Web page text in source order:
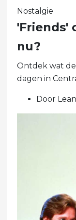
Nostalgie
'Friends'
nu?
Ontdek wat
dagen in
Door